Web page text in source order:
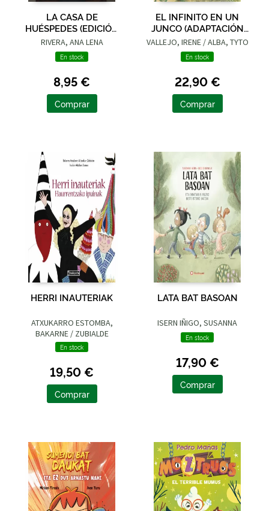
LA CASA DE
HUÉSPEDES (EDICIÓN
LIMITADA · VERANO)
RIVERA, ANA LENA
En stock
8,95 €
Comprar
EL INFINITO EN UN
JUNCO (ADAPTACIÓN
GRÁFICA)
VALLEJO, IRENE / ALBA, TYTO
En stock
22,90 €
Comprar
HERRI INAUTERIAK
ATXUKARRO ESTOMBA,
BAKARNE / ZUBIALDE
GRAJIRENA, IZASKUN
En stock
19,50 €
Comprar
LATA BAT BASOAN
ISERN IÑIGO, SUSANNA
En stock
17,90 €
Comprar